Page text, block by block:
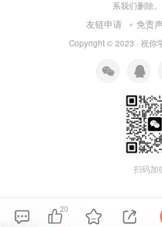
系我们删除
友链申请 免责
Copyright © 2023 · 祝你
扫码加
20